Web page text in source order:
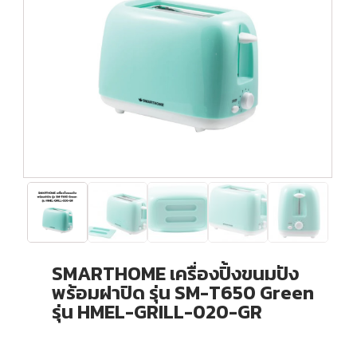
SMARTHOME เครื่องปิ้งขนมปัง
พร้อมฝาปิด รุ่น SM-T650 Green
รุ่น HMEL-GRILL-020-GR